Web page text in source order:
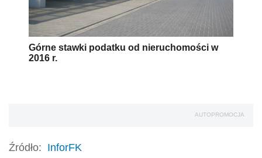
Górne stawki podatku od nieruchomości w
2016 r.
AUTOPROMOCJA
Źródło: InforFK